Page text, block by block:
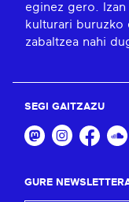
eginez gero.
kulturari buruzko
zabaltzea nahi
SEGI GAITZAZU
GURE